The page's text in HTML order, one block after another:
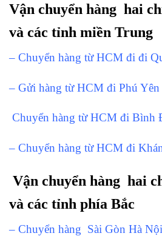
Vận chuyển hàng hai
và các tỉnh miền Trung
– Chuyển hàng từ HCM đi đi
– Gửi hàng từ HCM đi Phú Yên
Chuyển hàng từ HCM đi Bình
– Chuyển hàng từ HCM đi
Vận chuyển hàng hai
và các tỉnh phía Bắc
– Chuyển hàng Sài Gòn Hà Nội